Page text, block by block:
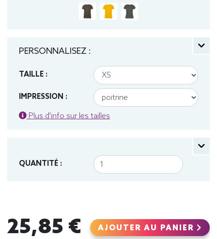
PERSONNALISEZ :
TAILLE :
IMPRESSION :
Plus d'info sur les tailles
QUANTITÉ :
25,85 € AJOUTER AU PANIER